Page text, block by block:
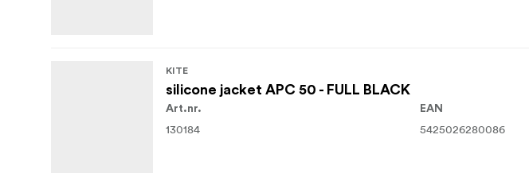
KITE
silicone jacket APC 50 - FULL BLACK
Art.nr.
130184
EAN
5425026280086